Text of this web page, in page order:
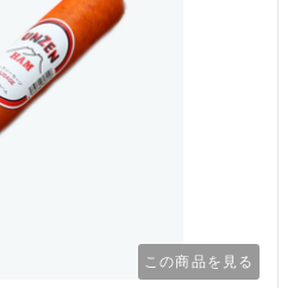
この商品を見る